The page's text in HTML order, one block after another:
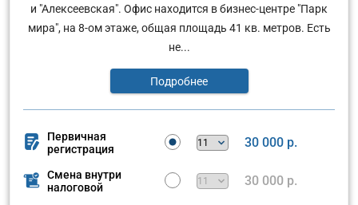
и "Алексеевская". Офис находится в бизнес-центре "Парк
мира", на 8-ом этаже, общая площадь 41 кв. метров. Есть
не...
Подробнее
Первичная
регистрация
30 000 р.
Смена внутри
налоговой
30 000 р.